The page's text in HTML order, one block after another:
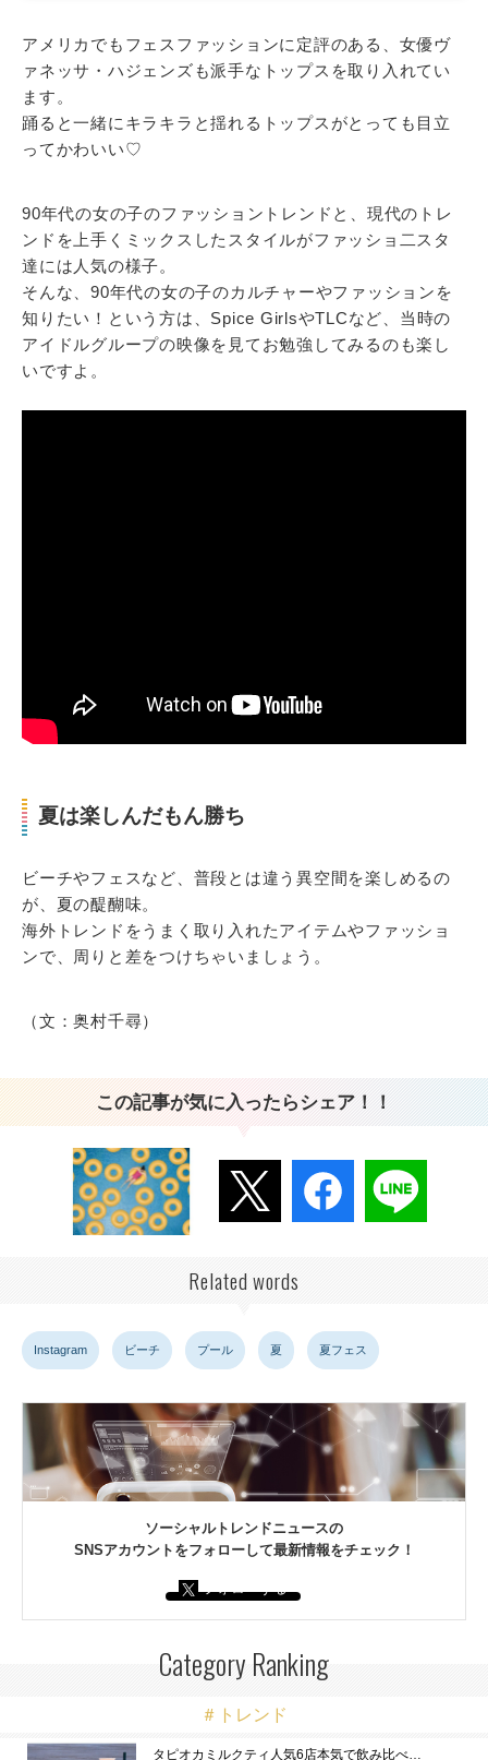
アメリカでもフェスファッションに定評のある、女優ヴ
ァネッサ・ハジェンズも派手なトップスを取り入れてい
ます。
踊ると一緒にキラキラと揺れるトップスがとっても目立
ってかわいい♡
90年代の女の子のファッショントレンドと、現代のトレ
ンドを上手くミックスしたスタイルがファッショ二スタ
達には人気の様子。
そんな、90年代の女の子のカルチャーやファッションを
知りたい！という方は、Spice GirlsやTLCなど、当時の
アイドルグループの映像を見てお勉強してみるのも楽し
いですよ。
夏は楽しんだもん勝ち
ビーチやフェスなど、普段とは違う異空間を楽しめるの
が、夏の醍醐味。
海外トレンドをうまく取り入れたアイテムやファッショ
ンで、周りと差をつけちゃいましょう。
（文：奥村千尋）
この記事が気に入ったらシェア！！
Related words
Instagram ビーチ プール 夏 夏フェス
ソーシャルトレンドニュースの
SNSアカウントをフォローして最新情報をチェック！
フォローする
Category Ranking
＃トレンド
タピオカミルクティ人気6店本気で飲み比べ…